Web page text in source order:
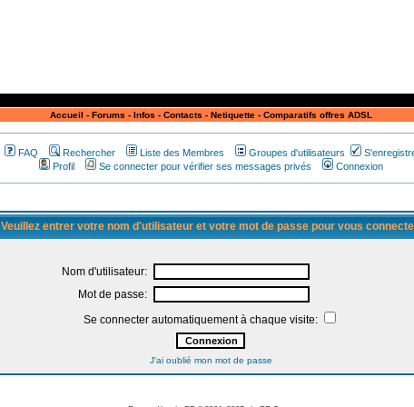
Accueil - Forums - Infos - Contacts - Netiquette- Comparatifs offres ADSL
FAQ Rechercher Liste des Membres Groupes d'utilisateurs
Profil
Se connecter pour vérifier ses messages privés Connexion
Veuillez entrer votre nom d'utilisateur et votre mot de passe pour vous
Nom d'utilisateur:
Mot de passe:
Se connecter automatiquement à chaque visite:
J'ai oublié mon mot de passe